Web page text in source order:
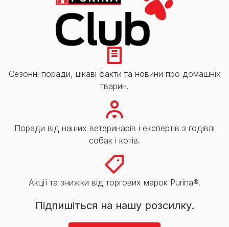
Сезонні поради, цікаві факти та новини про домашніх
тварин.
Поради від наших ветеринарів і експертів з годівлі
собак і котів.
Акції та знижки від торгових марок Purina®.
Підпишіться на нашу розсилку.